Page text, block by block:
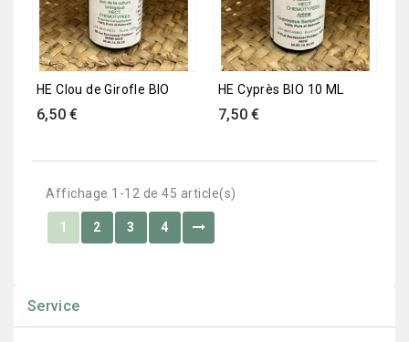
HE Clou de Girofle BIO
Prix
6,50 €
HE Cyprès BIO 10 ML
Prix
7,50 €
Affichage 1-12 de 45 article(s)
1 2 3 4
Service